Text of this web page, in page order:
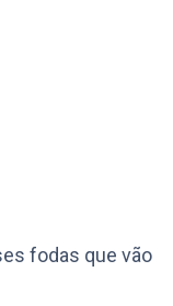
fodas que vão